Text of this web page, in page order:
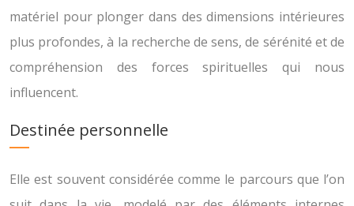
matériel pour plonger dans des dimensions intérieures
plus profondes, à la recherche de sens, de sérénité et de
compréhension des forces spirituelles qui nous
influencent.
Destinée personnelle
Elle est souvent considérée comme le parcours que l’on